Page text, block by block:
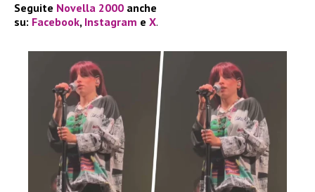
Seguite Novella 2000 anche
su: Facebook, Instagram e X.